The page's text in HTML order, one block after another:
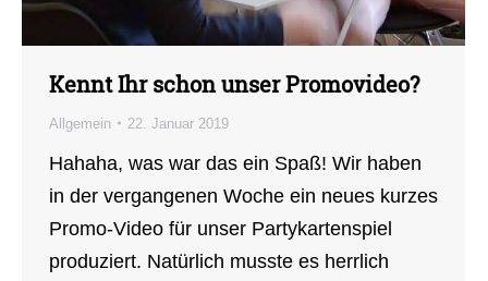
Kennt Ihr schon unser Promovideo?
Allgemein 22. Januar 2019
Hahaha, was war das ein Spaß! Wir haben
in der vergangenen Woche ein neues kurzes
Promo-Video für unser Partykartenspiel
produziert. Natürlich musste es herrlich